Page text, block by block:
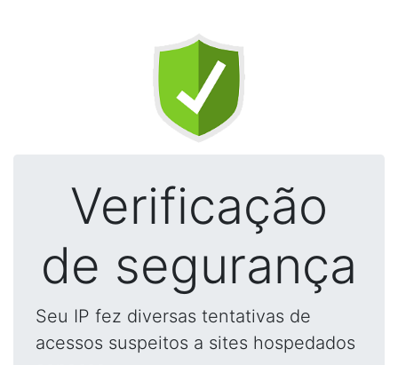
Verificação
de segurança
Seu IP fez diversas tentativas de
acessos suspeitos a sites hospedados